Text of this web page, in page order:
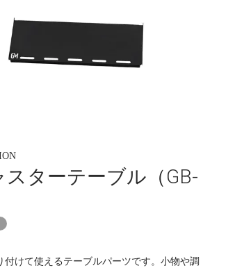
スターテーブル（GB-
付けて使えるテーブルパーツです。小物や調